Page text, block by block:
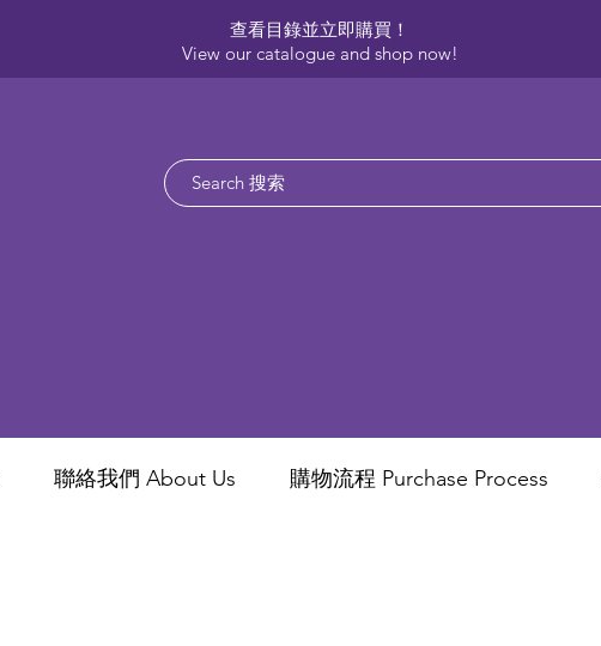
查看目錄並立即購買！​
View our catalogue and shop now!
聯絡我們 About Us ​購物流程 Purchase Process